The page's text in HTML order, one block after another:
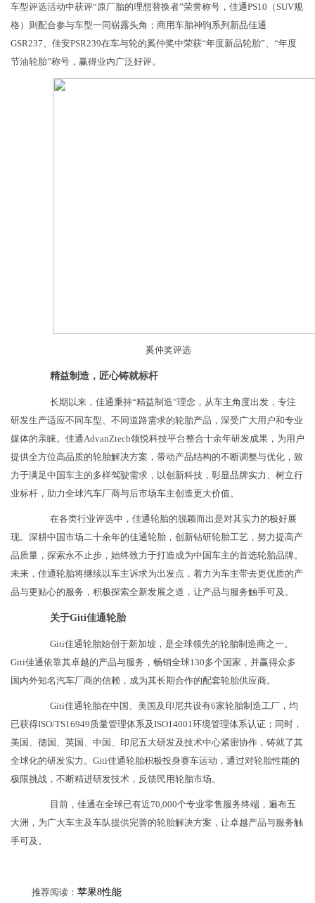
车型评选活动中获评“原厂胎的理想替换者”荣誉称号，佳通PS10（SUV规
格）则配合参与车型一同崭露头角；商用车胎神驹系列新品佳通
GSR237、佳安PSR239在车与轮的奚仲奖中荣获“年度新品轮胎”、“年度
节油轮胎”称号，赢得业内广泛好评。
奚仲奖评选
精益制造，匠心铸就标杆
长期以来，佳通秉持“精益制造”理念，从车主角度出发，专注
研发生产适应不同车型、不同道路需求的轮胎产品，深受广大用户和专业
媒体的亲睐。佳通AdvanZtech领悦科技平台整合十余年研发成果，为用户
提供全方位高品质的轮胎解决方案，带动产品结构的不断调整与优化，致
力于满足中国车主的多样驾驶需求，以创新科技，彰显品牌实力、树立行
业标杆，助力全球汽车厂商与后市场车主创造更大价值。
在各类行业评选中，佳通轮胎的脱颖而出是对其实力的极好展
现。深耕中国市场二十余年的佳通轮胎，创新钻研轮胎工艺，努力提高产
品质量，探索永不止步，始终致力于打造成为中国车主的首选轮胎品牌。
未来，佳通轮胎将继续以车主诉求为出发点，着力为车主带去更优质的产
品与更贴心的服务，积极探索全新发展之道，让产品与服务触手可及。
关于Giti佳通轮胎
Giti佳通轮胎始创于新加坡，是全球领先的轮胎制造商之一。
Giti佳通依靠其卓越的产品与服务，畅销全球130多个国家，并赢得众多
国内外知名汽车厂商的信赖，成为其长期合作的配套轮胎供应商。
Giti佳通轮胎在中国、美国及印尼共设有6家轮胎制造工厂，均
已获得ISO/TS16949质量管理体系及ISO14001环境管理体系认证；同时，
美国、德国、英国、中国、印尼五大研发及技术中心紧密协作，铸就了其
全球化的研发实力。Giti佳通轮胎积极投身赛车运动，通过对轮胎性能的
极限挑战，不断精进研发技术，反馈民用轮胎市场。
目前，佳通在全球已有近70,000个专业零售服务终端，遍布五
大洲，为广大车主及车队提供完善的轮胎解决方案，让卓越产品与服务触
手可及。
推荐阅读： 苹果8性能